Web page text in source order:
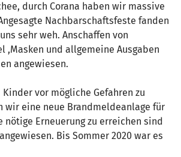
durch Corana haben wir massive
Nachbarschaftsfeste fanden
sehr weh. Anschaffen von
,Masken und allgemeine Ausgaben
angewiesen.
vor mögliche Gefahren zu
wir eine neue Brandmeldeanlage für
nötige Erneuerung zu erreichen sind
Bis Sommer 2020 war es